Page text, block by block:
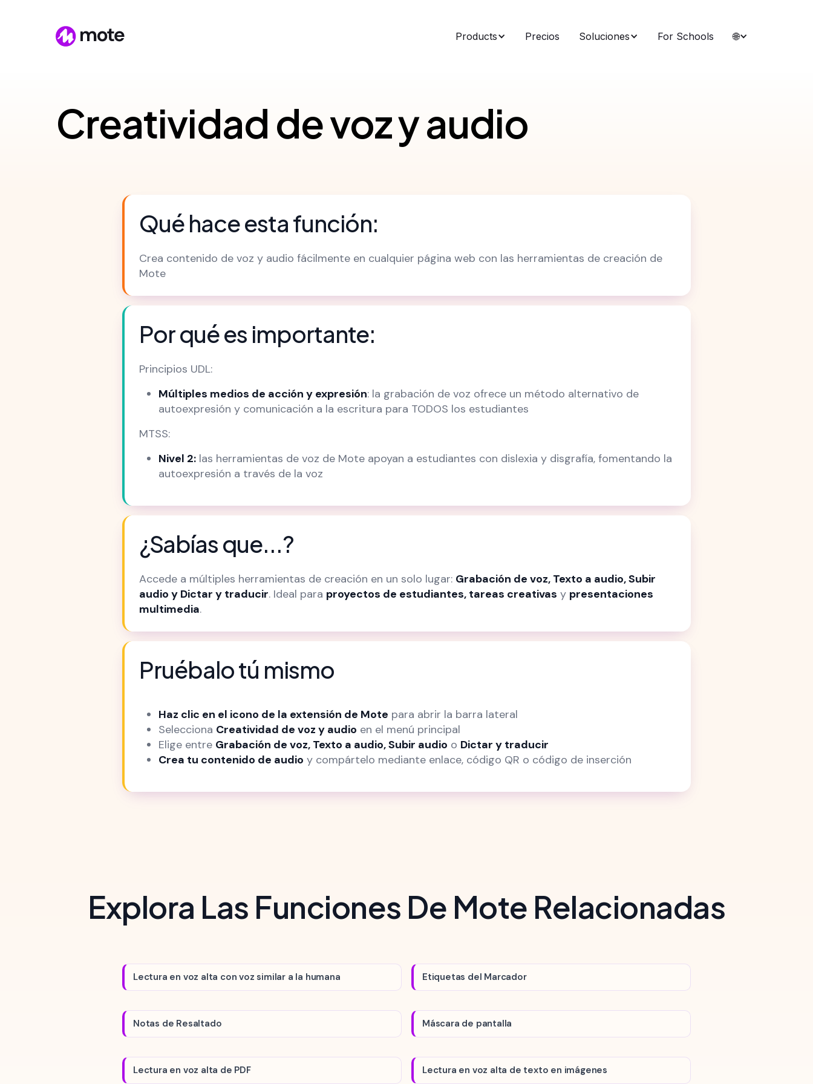
Products Precios Soluciones For Schools 🌐
Creatividad de voz y audio
Qué hace esta función:
Crea contenido de voz y audio fácilmente en cualquier página web con las herramientas de creación de
Mote
Por qué es importante:
Principios UDL:
Múltiples medios de acción y expresión: la grabación de voz ofrece un método alternativo de
autoexpresión y comunicación a la escritura para TODOS los estudiantes
MTSS:
Nivel 2: las herramientas de voz de Mote apoyan a estudiantes con dislexia y disgrafía, fomentando la
autoexpresión a través de la voz
¿Sabías que...?
Accede a múltiples herramientas de creación en un solo lugar: Grabación de voz, Texto a audio, Subir
audio y Dictar y traducir. Ideal para proyectos de estudiantes, tareas creativas y presentaciones
multimedia.
Pruébalo tú mismo
Haz clic en el icono de la extensión de Mote para abrir la barra lateral
Selecciona Creatividad de voz y audio en el menú principal
Elige entre Grabación de voz, Texto a audio, Subir audio o Dictar y traducir
Crea tu contenido de audio y compártelo mediante enlace, código QR o código de inserción
Explora Las Funciones De Mote Relacionadas
Lectura en voz alta con voz similar a la humana Etiquetas del Marcador
Notas de Resaltado Máscara de pantalla
Lectura en voz alta de PDF Lectura en voz alta de texto en imágenes